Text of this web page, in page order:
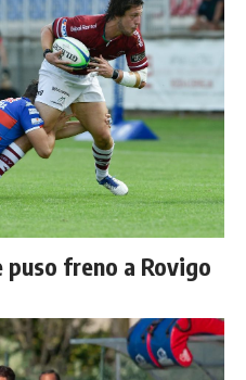
freno a Rovigo